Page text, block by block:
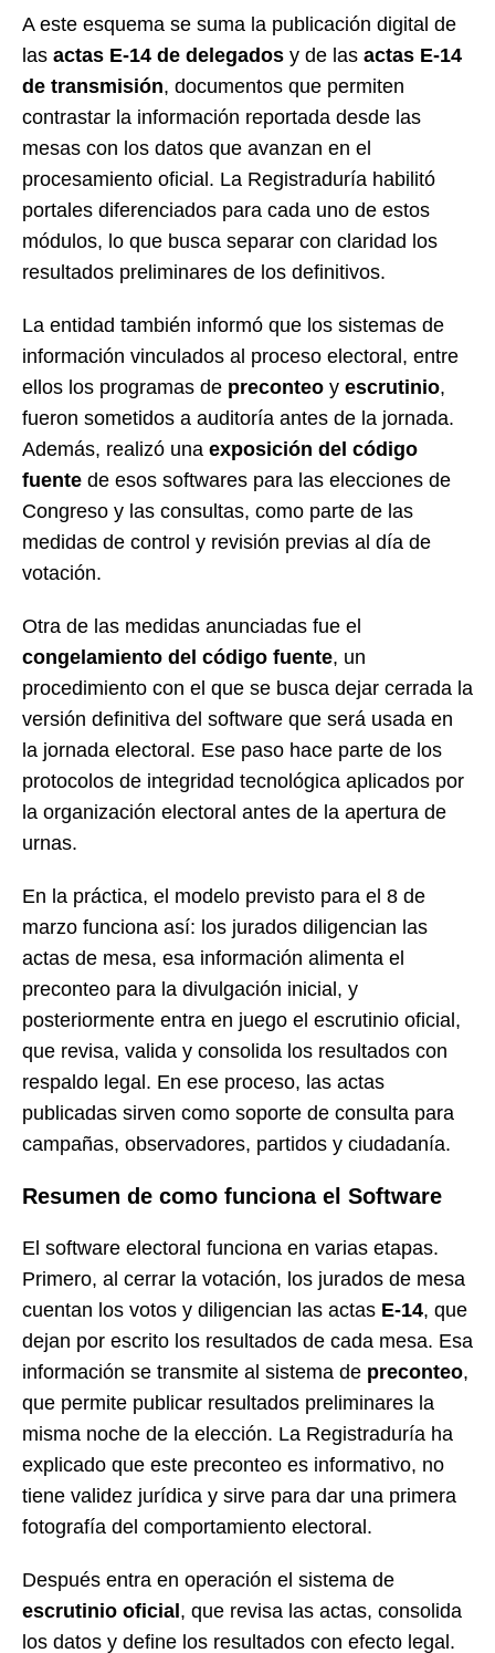
A este esquema se suma la publicación digital de
las actas E-14 de delegados y de las actas E-14
de transmisión, documentos que permiten
contrastar la información reportada desde las
mesas con los datos que avanzan en el
procesamiento oficial. La Registraduría habilitó
portales diferenciados para cada uno de estos
módulos, lo que busca separar con claridad los
resultados preliminares de los definitivos.
La entidad también informó que los sistemas de
información vinculados al proceso electoral, entre
ellos los programas de preconteo y escrutinio,
fueron sometidos a auditoría antes de la jornada.
Además, realizó una exposición del código
fuente de esos softwares para las elecciones de
Congreso y las consultas, como parte de las
medidas de control y revisión previas al día de
votación.
Otra de las medidas anunciadas fue el
congelamiento del código fuente, un
procedimiento con el que se busca dejar cerrada la
versión definitiva del software que será usada en
la jornada electoral. Ese paso hace parte de los
protocolos de integridad tecnológica aplicados por
la organización electoral antes de la apertura de
urnas.
En la práctica, el modelo previsto para el 8 de
marzo funciona así: los jurados diligencian las
actas de mesa, esa información alimenta el
preconteo para la divulgación inicial, y
posteriormente entra en juego el escrutinio oficial,
que revisa, valida y consolida los resultados con
respaldo legal. En ese proceso, las actas
publicadas sirven como soporte de consulta para
campañas, observadores, partidos y ciudadanía.
Resumen de como funciona el Software
El software electoral funciona en varias etapas.
Primero, al cerrar la votación, los jurados de mesa
cuentan los votos y diligencian las actas E-14, que
dejan por escrito los resultados de cada mesa. Esa
información se transmite al sistema de preconteo,
que permite publicar resultados preliminares la
misma noche de la elección. La Registraduría ha
explicado que este preconteo es informativo, no
tiene validez jurídica y sirve para dar una primera
fotografía del comportamiento electoral.
Después entra en operación el sistema de
escrutinio oficial, que revisa las actas, consolida
los datos y define los resultados con efecto legal.